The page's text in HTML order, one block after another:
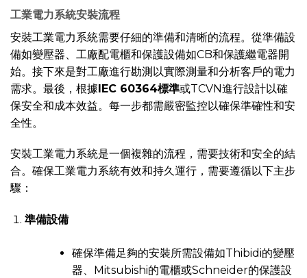
工業電力系統安裝流程
安裝工業電力系統需要仔細的準備和清晰的流程。從準備設
備如變壓器、工廠配電櫃和保護設備如CB和保護繼電器開
始。接下來是對工廠進行勘測以實際測量和分析客戶的電力
需求。最後，根據IEC 60364標準或TCVN進行設計以確
保安全和成本效益。每一步都需嚴密監控以確保準確性和安
全性。
安裝工業電力系統是一個複雜的流程，需要技術和安全的結
合。確保工業電力系統有效和持久運行，需要遵循以下主步
驟：
準備設備
確保準備足夠的安裝所需設備如Thibidi的變壓
器、Mitsubishi的電櫃或Schneider的保護設